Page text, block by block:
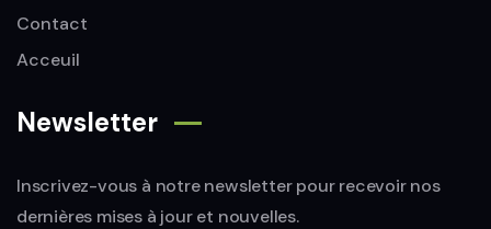
Contact
Acceuil
Newsletter
Inscrivez-vous à notre newsletter pour recevoir nos
dernières mises à jour et nouvelles.